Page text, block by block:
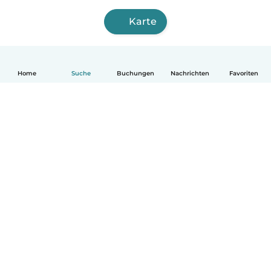
Home Suche Buchungen Nachrichten Favoriten
Karte